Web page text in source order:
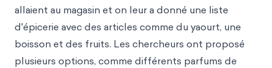
allaient au magasin et on leur a donné une liste
d'épicerie avec des articles comme du yaourt, une
boisson et des fruits. Les chercheurs ont proposé
plusieurs options, comme différents parfums de